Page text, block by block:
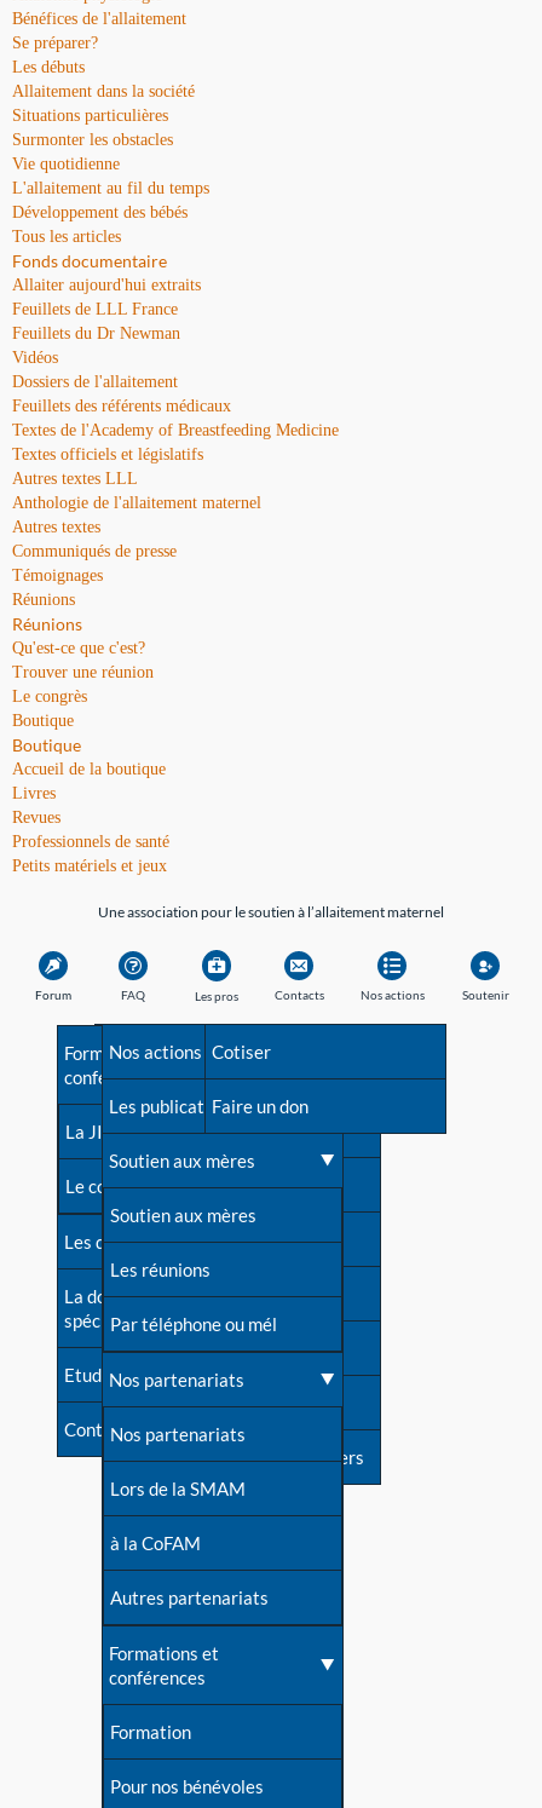
Bénéfices de l'allaitement
Se préparer?
Les débuts
Allaitement dans la société
Situations particulières
Surmonter les obstacles
Vie quotidienne
L'allaitement au fil du temps
Développement des bébés
Tous les articles
Fonds documentaire
Allaiter aujourd'hui extraits
Feuillets de LLL France
Feuillets du Dr Newman
Vidéos
Dossiers de l'allaitement
Feuillets des référents médicaux
Textes de l'Academy of Breastfeeding Medicine
Textes officiels et législatifs
Autres textes LLL
Anthologie de l'allaitement maternel
Autres textes
Communiqués de presse
Témoignages
Réunions
Réunions
Qu'est-ce que c'est?
Trouver une réunion
Le congrès
Boutique
Boutique
Accueil de la boutique
Livres
Revues
Professionnels de santé
Petits matériels et jeux
Une association pour le soutien à l’allaitement maternel
Forum FAQ
Avant la naissance
Les débuts
Une difficulté d'allaitement ?
Cas particuliers
Mythes et vérités
Devenir animatrice ?
Une question sur le site
Les pros
Formations et
conférences
La JIA
Le congrès
Les dossiers de l'allaitement
La documentation
spécialisée
Etudes récentes
Contact
Contacts
Besoin d'aide?
Répertoire de tous les
contacts
Contact presse
Dossier de presse
Soutenir LLL
Livre d'or
Forum
S'inscrire à nos newsletters
Nos actions
Nos actions
Les publications
Soutien aux mères
Soutien aux mères
Les réunions
Par téléphone ou mél
Nos partenariats
Nos partenariats
Lors de la SMAM
à la CoFAM
Autres partenariats
Formations et
conférences
Formation
Pour nos bénévoles
Soutenir
Cotiser
Faire un don